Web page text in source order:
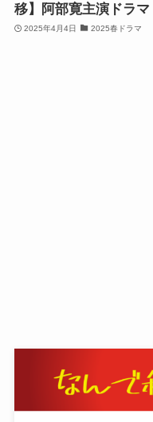
移】阿部寛主演ドラマ
2025年4月4日 2025春ドラマ